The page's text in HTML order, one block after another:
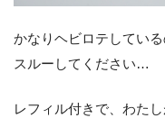
かなりヘビロテしてい
スルーしてください…
レフィル付きで、わた